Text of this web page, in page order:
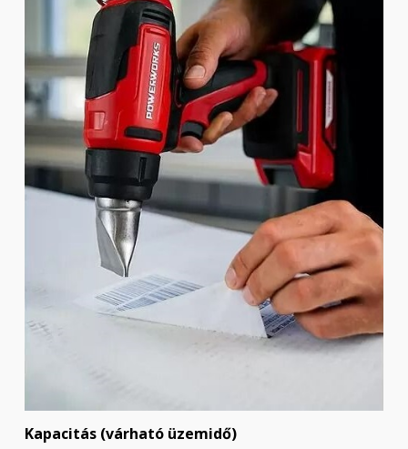
Kapacitás (várható üzemidő)